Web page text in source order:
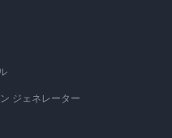
ジェネレーター